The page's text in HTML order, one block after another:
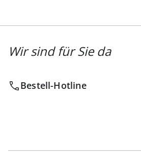
Wir sind für Sie da
Bestell-Hotline